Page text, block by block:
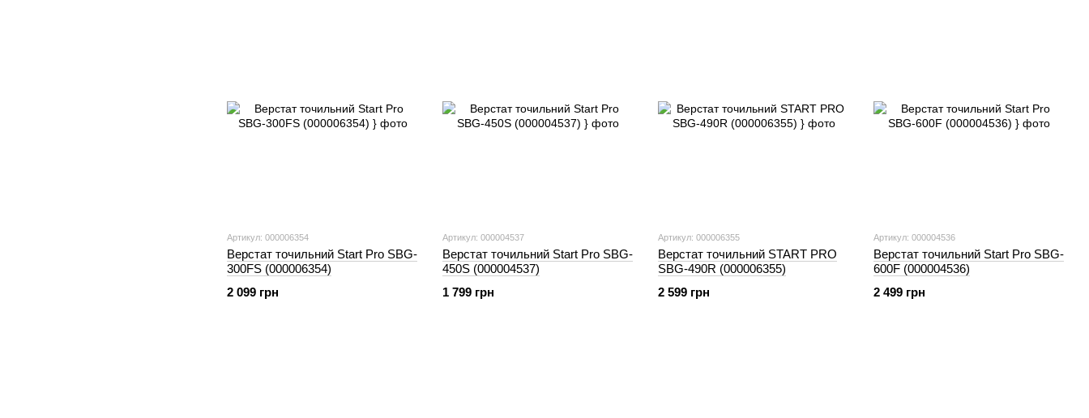
Артикул: 000006354
Верстат точильний Start Pro SBG-
300FS (000006354)
2 099 грн
Артикул: 000004537
Верстат точильний Start Pro SBG-
450S (000004537)
1 799 грн
Артикул: 000006355
Верстат точильний START PRO
SBG-490R (000006355)
2 599 грн
Артикул: 000004536
Верстат точильний Start Pro SBG-
600F (000004536)
2 499 грн